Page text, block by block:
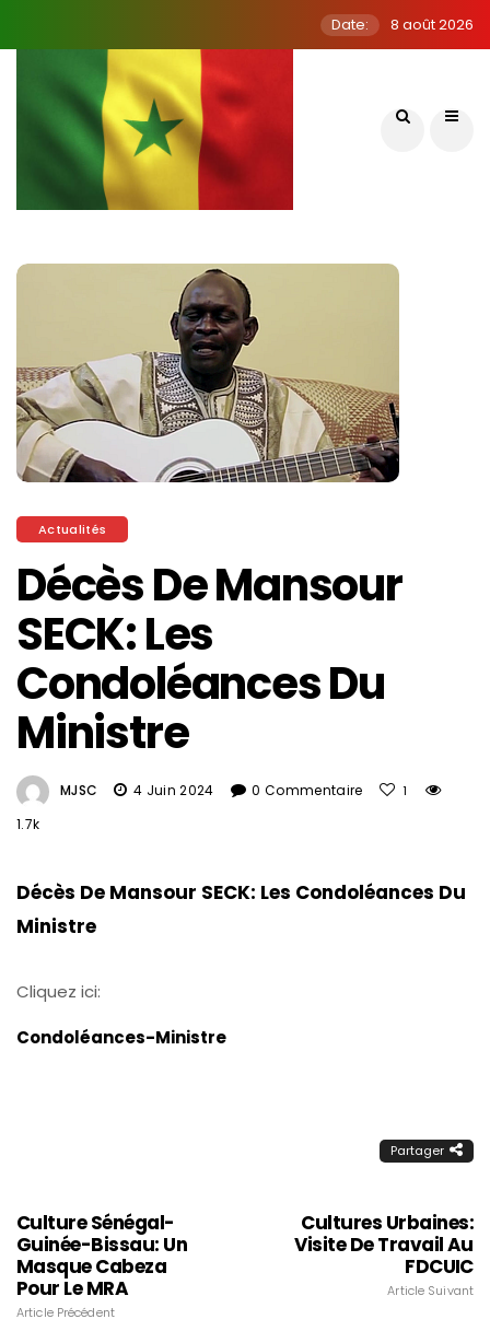
Date: 8 août 2026
Actualités
Décès De Mansour
SECK: Les
Condoléances Du
Ministre
MJSC 4 Juin 2024 0 Commentaire 1
1.7k
Décès De Mansour SECK: Les Condoléances Du
Ministre
Cliquez ici:
Condoléances-Ministre
Partager
Culture Sénégal-
Guinée-Bissau: Un
Masque Cabeza
Pour Le MRA
Article Précédent
Cultures Urbaines:
Visite De Travail Au
FDCUIC
Article Suivant